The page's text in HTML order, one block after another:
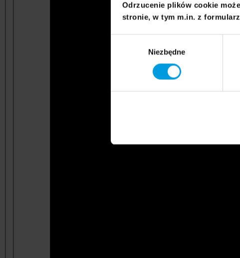
Odrzucenie plików cookie
stronie, w tym m.in. z
Niezbędne